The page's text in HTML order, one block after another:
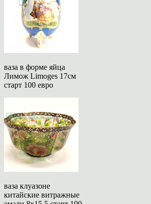
ваза в форме яйца
Лимож Limoges 17см
старт 100 евро
ваза клуазоне
китайские витражные